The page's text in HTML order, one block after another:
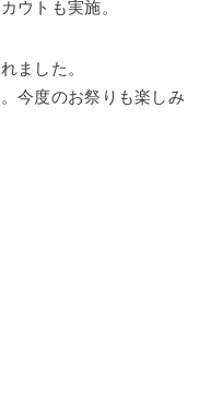
ウトも実施。
ました。
今度のお祭りも楽しみ